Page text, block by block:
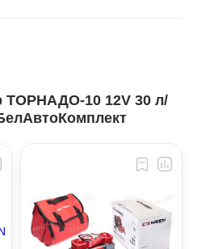
ТОРНАДО-10 12V 30 л/